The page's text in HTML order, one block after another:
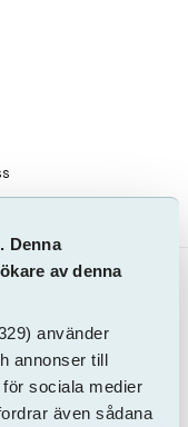
Denna
av denna
använder
annonser till
sociala medier
även sådana